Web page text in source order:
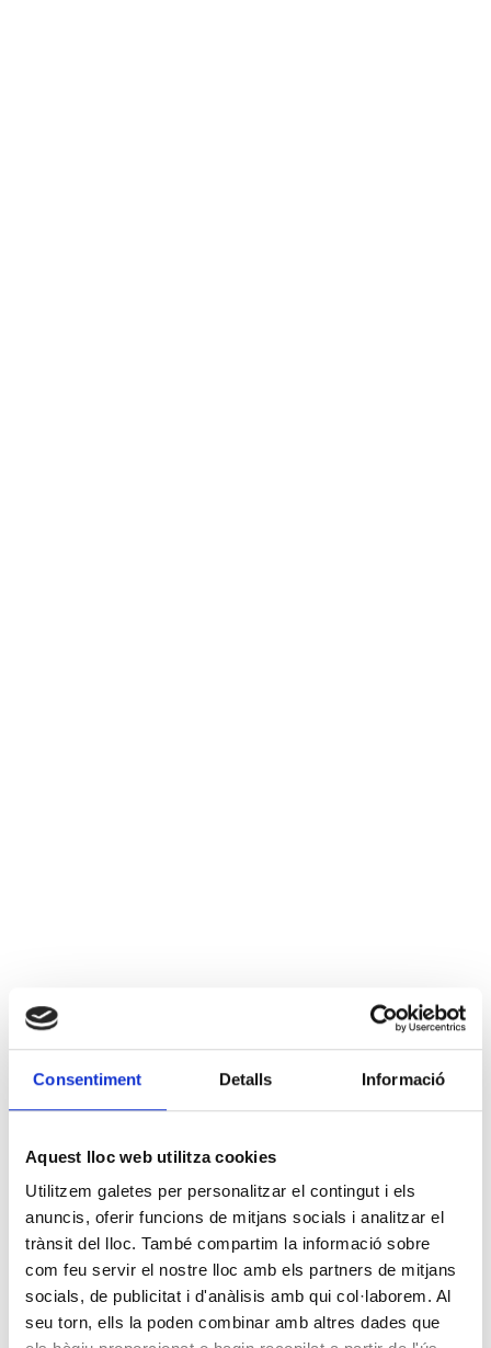
Consentiment Detalls Informació
Aquest lloc web utilitza cookies
Utilitzem galetes per personalitzar el contingut i els
anuncis, oferir funcions de mitjans socials i analitzar el
trànsit del lloc. També compartim la informació sobre
com feu servir el nostre lloc amb els partners de mitjans
socials, de publicitat i d'anàlisis amb qui col·laborem. Al
seu torn, ells la poden combinar amb altres dades que